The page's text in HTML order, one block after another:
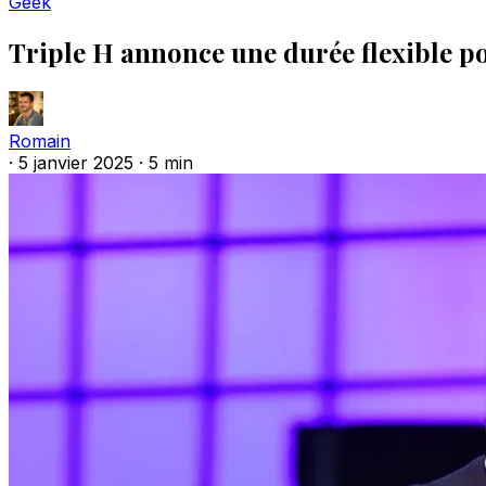
Triple H annonce une durée flexible
Romain
· 5 janvier 2025 · 5 min